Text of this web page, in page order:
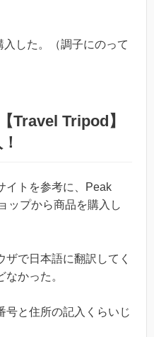
した。（調子にのって
Travel Tripod】
イトを参考に、Peak
ップから商品を購入し
で日本語に翻訳してく
かった。
号と住所の記入くらいじ